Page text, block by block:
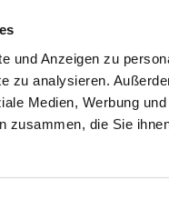
und Anzeigen zu
zu analysieren.
Medien, Werbung
zusammen, die Sie